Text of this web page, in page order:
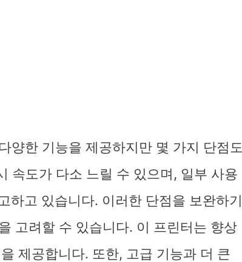
한 기능을 제공하지만 몇 가지 단점도
속도가 다소 느릴 수 있으며, 일부 사용
하고 있습니다. 이러한 단점을 보완하기
고려할 수 있습니다. 이 프린터는 향상
제공합니다. 또한, 고급 기능과 더 큰